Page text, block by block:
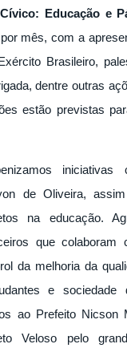
Educação e
mês, com a
Brasileiro,
dentre outras
estão previstas
de Oliveira,
na educação.
que colaboram
da melhoria da
e sociedade
ao Prefeito Nicson
Veloso pelo